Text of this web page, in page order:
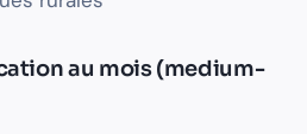
au mois (medium-